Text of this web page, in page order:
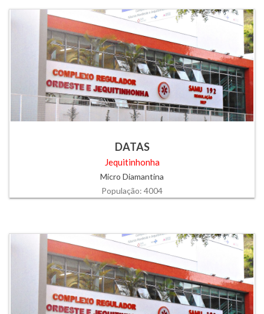
DATAS
Jequitinhonha
Micro Diamantina
População: 4004